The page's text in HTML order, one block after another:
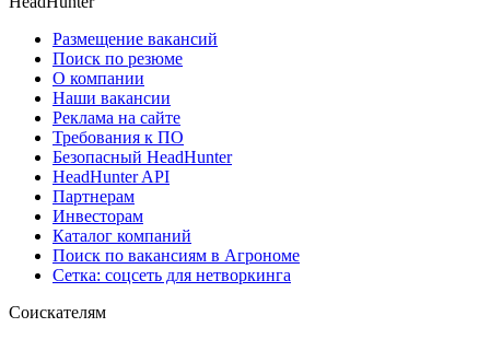
Размещение вакансий
Поиск по резюме
О компании
Наши вакансии
Реклама на сайте
Требования к ПО
Безопасный HeadHunter
HeadHunter API
Партнерам
Инвесторам
Каталог компаний
Поиск по вакансиям в Агрономе
Сетка: соцсеть для нетворкинга
Соискателям